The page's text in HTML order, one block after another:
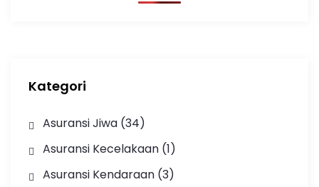
Kategori
Asuransi Jiwa(34)
Asuransi Kecelakaan(1)
Asuransi Kendaraan(3)